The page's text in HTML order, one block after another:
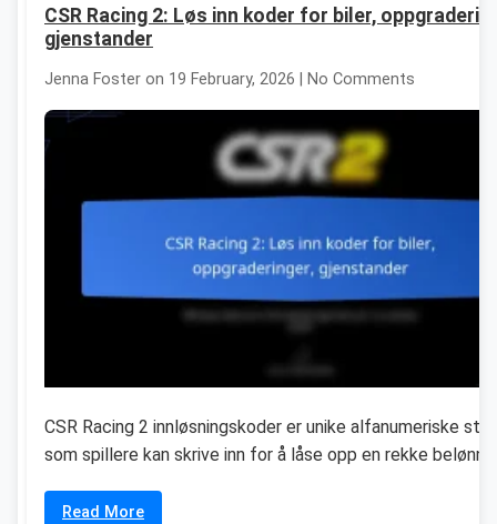
CSR Racing 2: Løs inn koder for biler,
gjenstander
Jenna Foster on 19 February, 2026 | No Comments
CSR Racing 2 innløsningskoder er unike alfanumeriske
som spillere kan skrive inn for å låse opp en rekke
Read More